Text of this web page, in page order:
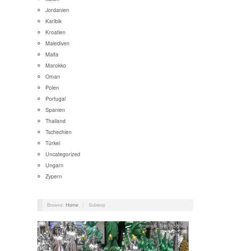
Jordanien
Karibik
Kroatien
Malediven
Malta
Marokko
Oman
Polen
Portugal
Spanien
Thailand
Tschechien
Türkei
Uncategorized
Ungarn
Zypern
Browse: Home / Subway
Amerika,Nachschlag